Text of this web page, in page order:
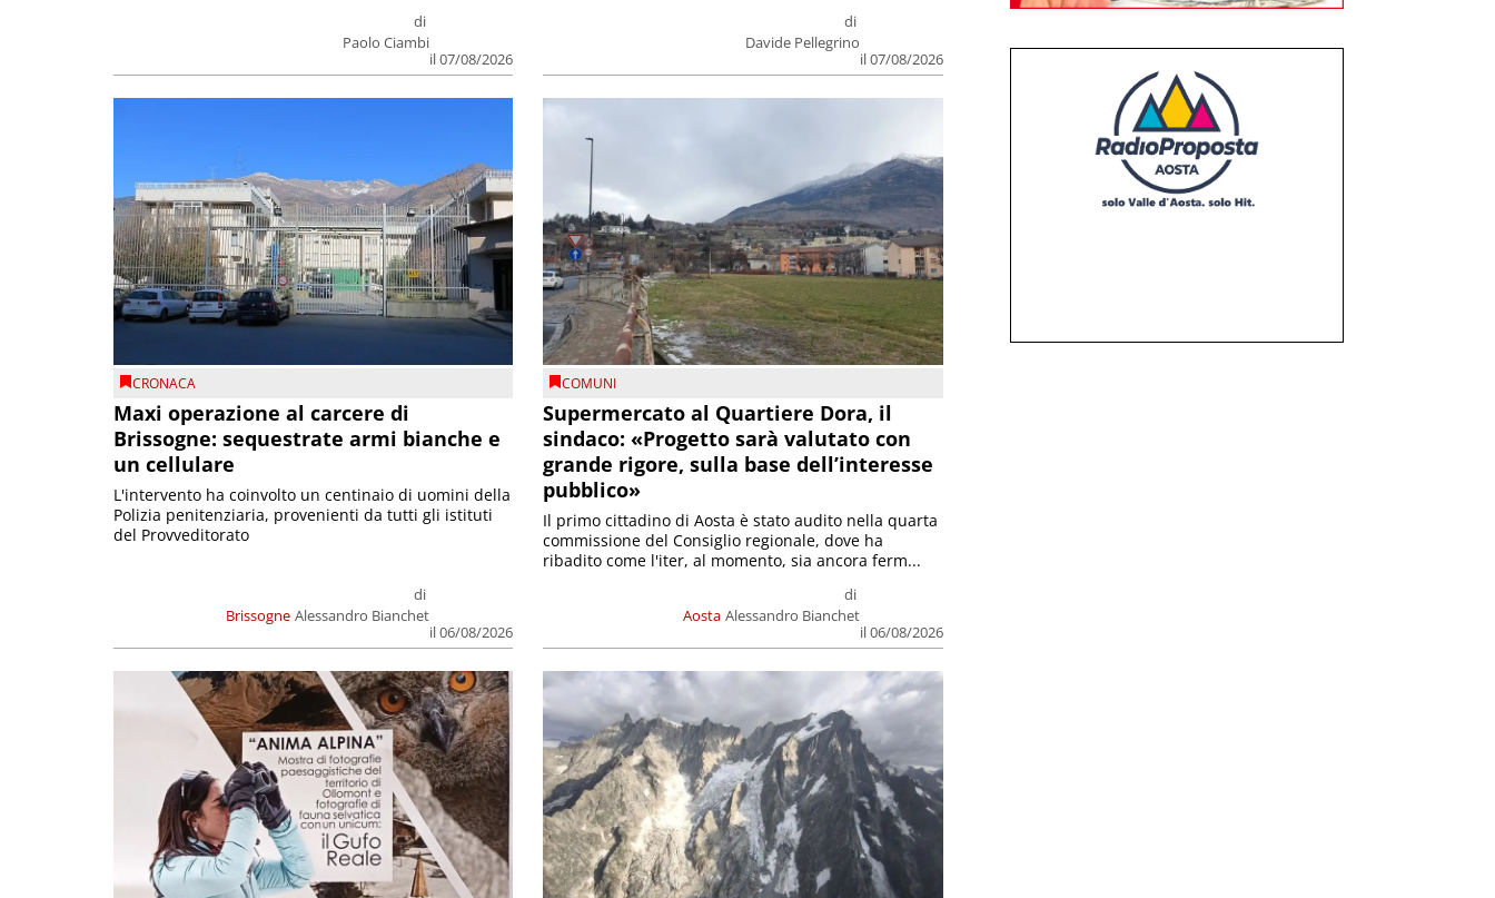
di
Paolo Ciambi
il 07/08/2026
di
Davide Pellegrino
il 07/08/2026
CRONACA
Maxi operazione al carcere di
Brissogne: sequestrate armi bianche e
un cellulare
Brissogne
di
Alessandro Bianchet
il 06/08/2026
L'intervento ha coinvolto un centinaio di uomini della
Polizia penitenziaria, provenienti da tutti gli istituti
del Provveditorato
COMUNI
Supermercato al Quartiere Dora, il
sindaco: «Progetto sarà valutato con
grande rigore, sulla base dell’interesse
pubblico»
Aosta
di
Alessandro Bianchet
il 06/08/2026
Il primo cittadino di Aosta è stato audito nella quarta
commissione del Consiglio regionale, dove ha
ribadito come l'iter, al momento, sia ancora ferm...